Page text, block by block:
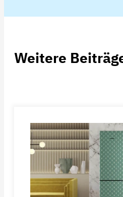
Weitere